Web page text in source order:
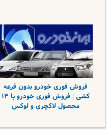
فروش فوری خودرو بدون قرعه
کشی | فروش فوری خودرو با ۱۳
محصول لاکچری و لوکس